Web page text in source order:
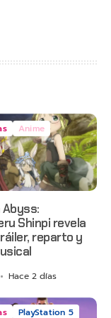
Anime
Abyss:
Shinpi revela
reparto y
Hace 2 días
PlayStation 5